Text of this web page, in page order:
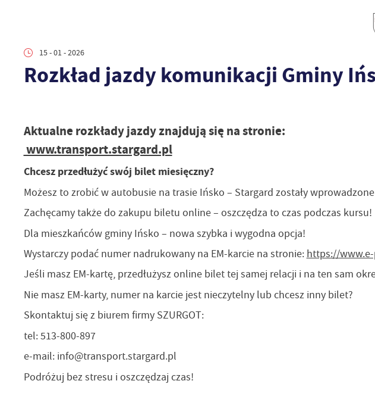
15 - 01 - 2026
Rozkład jazdy komunikacji Gminy
Aktualne rozkłady jazdy znajdują się na stronie:
www.transport.stargard.pl
Chcesz przedłużyć swój bilet miesięczny?
Możesz to zrobić w autobusie na trasie Ińsko – Stargard zostały
Zachęcamy także do zakupu biletu online – oszczędza to czas podczas kursu!
Dla mieszkańców gminy Ińsko – nowa szybka i wygodna opcja!
Wystarczy podać numer nadrukowany na EM-karcie na stronie: https://
Jeśli masz EM-kartę, przedłużysz online bilet tej samej relacji i na ten sam
Nie masz EM-karty, numer na karcie jest nieczytelny lub chcesz inny bilet?
Skontaktuj się z biurem firmy SZURGOT:
tel: 513-800-897
e-mail: info@transport.stargard.pl
Podróżuj bez stresu i oszczędzaj czas!